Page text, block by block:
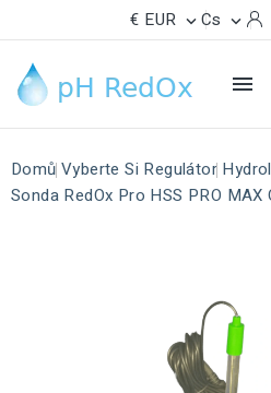
€ EUR  Cs 

Domů Vyberte Si Regulátor
Sonda RedOx Pro HSS PRO MAX